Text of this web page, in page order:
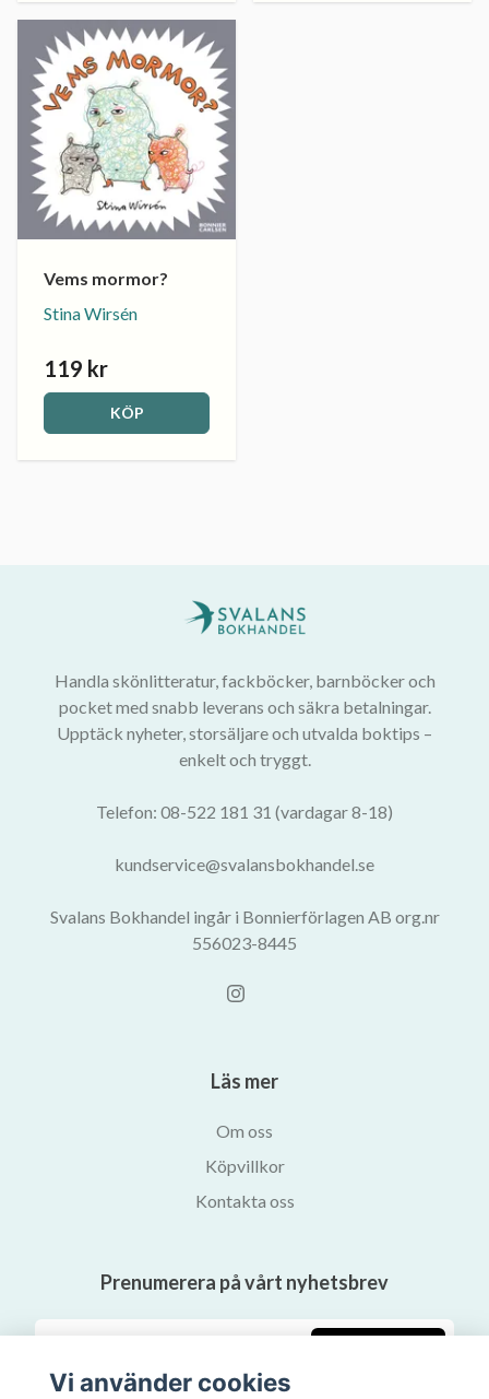
Vems mormor?
Stina Wirsén
119 kr
KÖP
Handla skönlitteratur, fackböcker, barnböcker och
pocket med snabb leverans och säkra betalningar.
Upptäck nyheter, storsäljare och utvalda boktips –
enkelt och tryggt.
Telefon: 08-522 181 31 (vardagar 8-18)
kundservice@svalansbokhandel.se
Svalans Bokhandel ingår i Bonnierförlagen AB org.nr
556023-8445
Läs mer
Om oss
Köpvillkor
Kontakta oss
Prenumerera på vårt nyhetsbrev
Vi använder cookies